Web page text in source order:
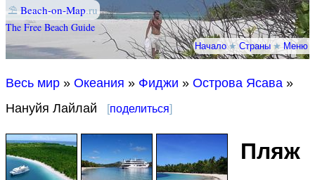
⛱ Beach-on-Map.ru
The Free Beach Guide
Начало★Страны★Меню
Весь мир » Океания » Фиджи » Острова Ясава »
Нануйя Лайлай
[поделиться]
Пляж